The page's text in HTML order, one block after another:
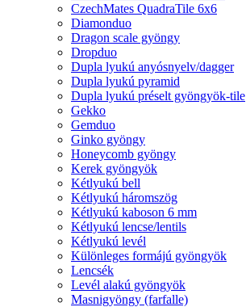
CzechMates QuadraTile 6x6
Diamonduo
Dragon scale gyöngy
Dropduo
Dupla lyukú anyósnyelv/dagger
Dupla lyukú pyramid
Dupla lyukú préselt gyöngyök-tile
Gekko
Gemduo
Ginko gyöngy
Honeycomb gyöngy
Kerek gyöngyök
Kétlyukú bell
Kétlyukú háromszög
Kétlyukú kaboson 6 mm
Kétlyukú lencse/lentils
Kétlyukú levél
Különleges formájú gyöngyök
Lencsék
Levél alakú gyöngyök
Masnigyöngy (farfalle)